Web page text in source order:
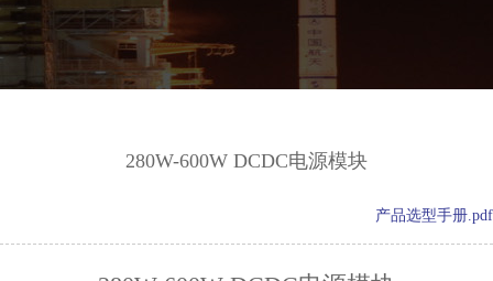
280W-600W DCDC电源模块
产品选型手册.pdf